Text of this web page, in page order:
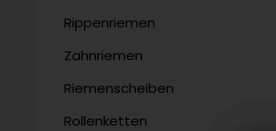
Rippenriemen
Zahnriemen
Riemenscheiben
Rollenketten